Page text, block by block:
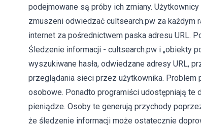
podejmowane są próby ich zmiany.
zmuszeni odwiedzać cultsearch.pw za każdym
internet za pośrednictwem paska adresu URL.
Śledzenie informacji - cultsearch.pw i „obiekty
wyszukiwane hasła, odwiedzane adresy URL,
przeglądania sieci przez użytkownika. Problem
osobowe. Ponadto programiści udostępniają
pieniądze. Osoby te generują przychody
że ​​śledzenie informacji może ostatecznie